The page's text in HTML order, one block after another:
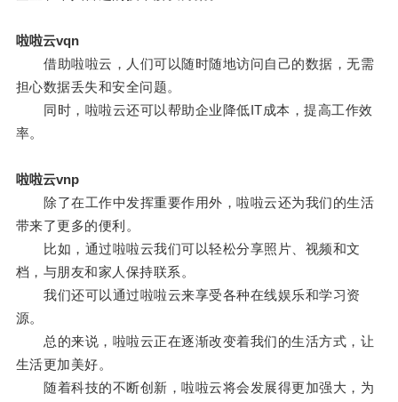
啦啦云vqn
借助啦啦云，人们可以随时随地访问自己的数据，无需
担心数据丢失和安全问题。
同时，啦啦云还可以帮助企业降低IT成本，提高工作效
率。
啦啦云vnp
除了在工作中发挥重要作用外，啦啦云还为我们的生活
带来了更多的便利。
比如，通过啦啦云我们可以轻松分享照片、视频和文
档，与朋友和家人保持联系。
我们还可以通过啦啦云来享受各种在线娱乐和学习资
源。
总的来说，啦啦云正在逐渐改变着我们的生活方式，让
生活更加美好。
随着科技的不断创新，啦啦云将会发展得更加强大，为